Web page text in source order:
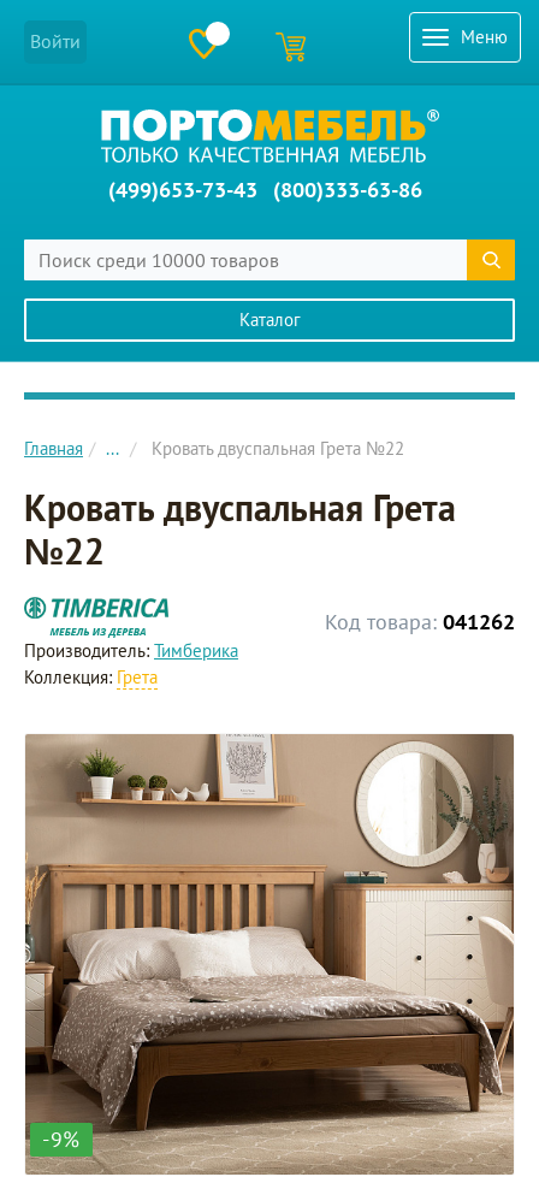
Меню
Войти
(499)653-73-43 (800)333-63-86
Каталог
Главное меню сайта
Главная ... Кровать двуспальная Грета №22
Кровать двуспальная Грета
№22
Код товара: 041262
Производитель: Тимберика
Коллекция: Грета
-9%